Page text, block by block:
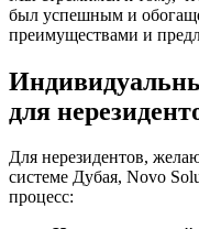
был успешным и
преимуществами и
для
Для нерезидентов,
системе Дубая, Novo
процесс: